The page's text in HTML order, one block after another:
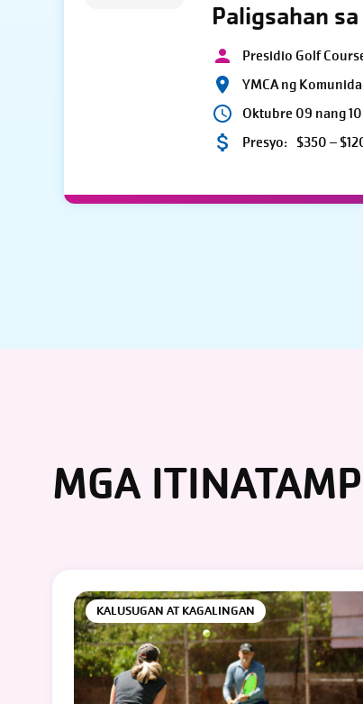
Paligsahan
Presidio Golf
YMCA ng
Oktubre 09 nang
Presyo: $350 –
MGA
KALUSUGAN AT KAGALINGAN